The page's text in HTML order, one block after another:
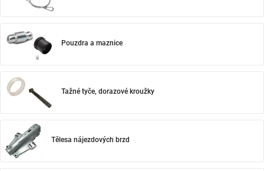
Pouzdra a maznice
Tažné tyče, dorazové kroužky
Tělesa nájezdových brzd